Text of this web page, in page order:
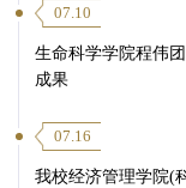
07.10
生命科学学院程伟
成果
07.16
我校经济管理学院(